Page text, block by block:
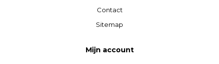
Contact
Sitemap
Mijn account